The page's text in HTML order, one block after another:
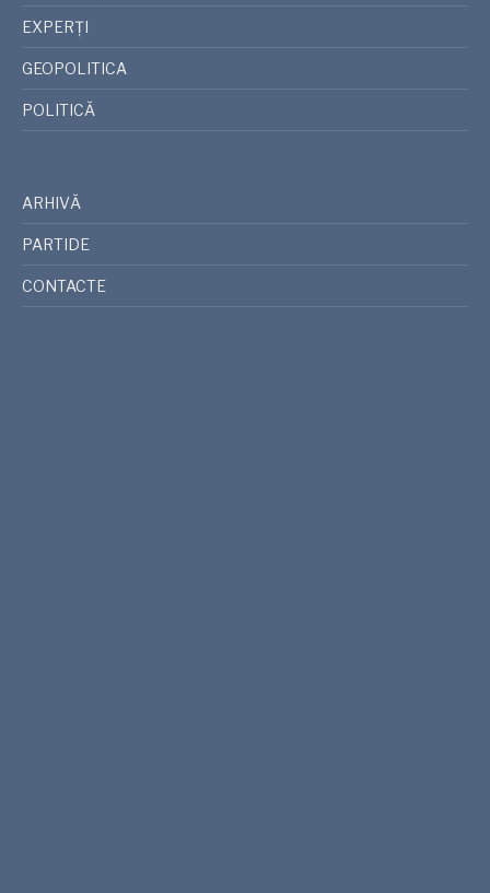
EXPERȚI
GEOPOLITICA
POLITICĂ
ARHIVĂ
PARTIDE
CONTACTE